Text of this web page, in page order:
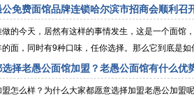
免费面馆品牌连锁哈尔滨市招商会顺利召
的今天，居然有这样的事情发生，这是一个面馆
的面，同时有9种口味，任你选择。那么它到底是
择老愚公面馆加盟？老愚公面馆有什么优
怎么样？为什么大家都愿意选择加盟老愚公加盟